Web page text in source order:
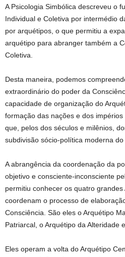
A Psicologia Simbólica descreveu o
Individual e Coletiva por intermédio
por arquétipos, o que permitiu a
arquétipo para abranger também a
Coletiva.
Desta maneira, podemos
extraordinário do poder da
capacidade de organização do
formação das nações e dos
que, pelos dos séculos e milênios,
subdivisão sócio-política moderna do
A abrangência da coordenação da
objetivo e consciente-inconsciente
permitiu conhecer os quatro
coordenam o processo de
Consciência. São eles o Arquétipo
Patriarcal, o Arquétipo da Alteridade
Eles operam a volta do Arquétipo